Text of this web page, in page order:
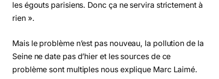
les égouts parisiens. Donc ça ne servira strictement à
rien ».
Mais le problème n’est pas nouveau, la pollution de la
Seine ne date pas d’hier et les sources de ce
problème sont multiples nous explique Marc Laimé.